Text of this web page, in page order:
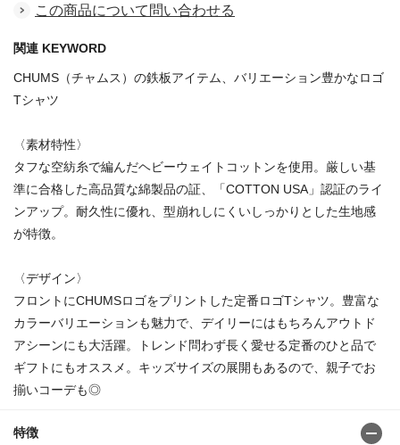
この商品について問い合わせる
関連 KEYWORD
CHUMS（チャムス）の鉄板アイテム、バリエーション豊かなロゴ
Tシャツ
〈素材特性〉
タフな空紡糸で編んだヘビーウェイトコットンを使用。厳しい基
準に合格した高品質な綿製品の証、「COTTON USA」認証のライ
ンアップ。耐久性に優れ、型崩れしにくいしっかりとした生地感
が特徴。
〈デザイン〉
フロントにCHUMSロゴをプリントした定番ロゴTシャツ。豊富な
カラーバリエーションも魅力で、デイリーにはもちろんアウトド
アシーンにも大活躍。トレンド問わず長く愛せる定番のひと品で
ギフトにもオススメ。キッズサイズの展開もあるので、親子でお
揃いコーデも◎
特徴